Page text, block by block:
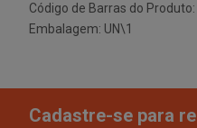
Código de Barras do
Embalagem: UN\1
Cadastre-se para